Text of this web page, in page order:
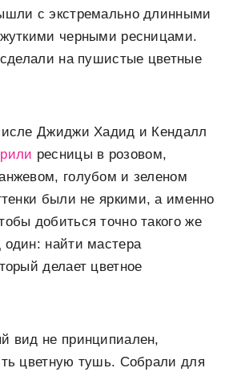
с экстремально длинными
черными ресницами.
на пушистые цветные
Джиджи Хадид и Кендалл
ресницы в розовом,
голубом и зеленом
были не яркими, а именно
добиться точно такого же
найти мастера
делает цветное
вид не принципиален,
цветную тушь. Собрали для